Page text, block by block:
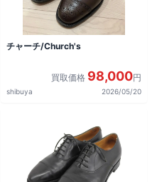
チャーチ/Church's
買取価格 98,000円
shibuya 2026/05/20